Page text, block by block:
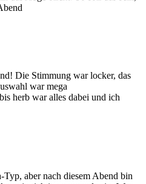
Die Stimmung war locker, das
war mega
herb war alles dabei und ich
aber nach diesem Abend bin